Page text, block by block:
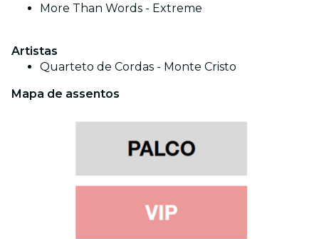
More Than Words - Extreme
Artistas
Quarteto de Cordas - Monte Cristo
Mapa de assentos